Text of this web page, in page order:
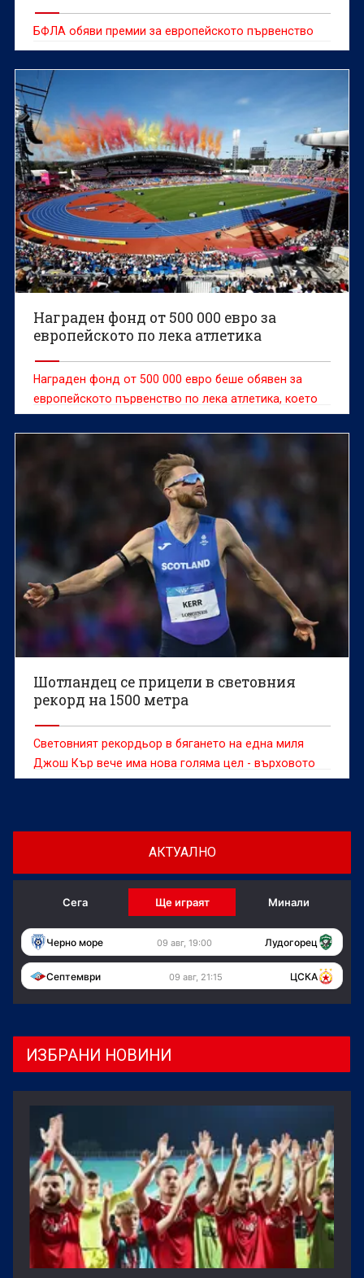
БФЛА обяви премии за европейското първенство
Награден фонд от 500 000 евро за
европейското по лека атлетика
Награден фонд от 500 000 евро беше обявен за
европейското първенство по лека атлетика, което
започва на 10 август в Бирмингам (Вбр).
Шотландец се прицели в световния
рекорд на 1500 метра
Световният рекордьор в бягането на една миля
Джош Кър вече има нова голяма цел - върховото
постижение на 1500 метра.
АКТУАЛНО
Сега Ще играят Минали
Черно море 09 авг, 19:00 Лудогорец
Септември 09 авг, 21:15 ЦСКА
ИЗБРАНИ НОВИНИ